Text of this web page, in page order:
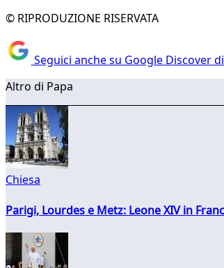
© RIPRODUZIONE RISERVATA
Seguici anche su Google Discover
Altro di Papa
Chiesa
Parigi, Lourdes e Metz: Leone XIV in